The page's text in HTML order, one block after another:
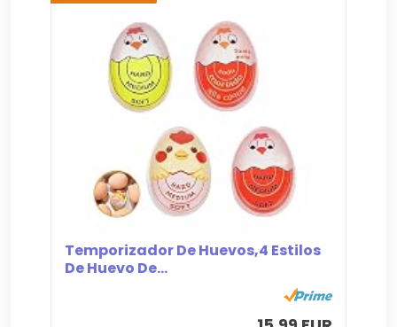
Temporizador De Huevos,4 Estilos
De Huevo De...